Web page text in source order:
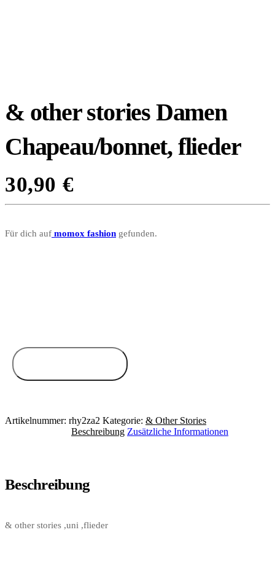
& other stories Damen
Chapeau/bonnet, flieder
30,90 €
Für dich auf momox fashion gefunden.
Artikelnummer: rhy2za2 Kategorie: & Other Stories
Beschreibung Zusätzliche Informationen
Beschreibung
& other stories ,uni ,flieder